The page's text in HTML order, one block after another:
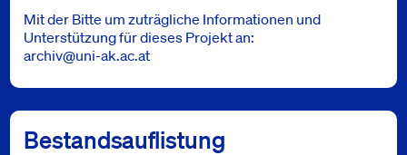
Mit der Bitte um zuträgliche Informationen und
Unterstützung für dieses Projekt an:
archiv@uni-ak.ac.at
Bestandsauflistung